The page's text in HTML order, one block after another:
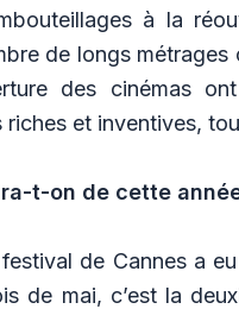
à la
de longs
des cinémas
riches et inventives,
t-on de cette
de Cannes a
de mai, c’est la